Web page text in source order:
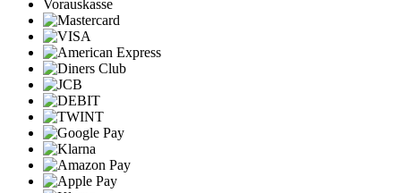
Vorauskasse